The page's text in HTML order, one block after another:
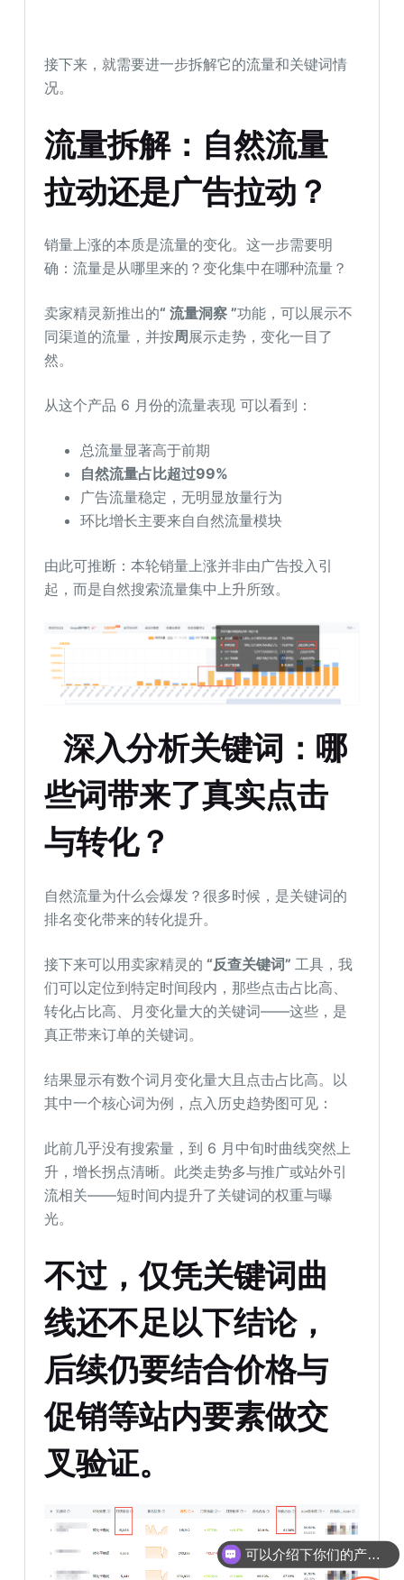
接下来，就需要进一步拆解它的流量和关键词情
况。
流量拆解：自然流量
拉动还是广告拉动？
销量上涨的本质是流量的变化。这一步需要明
确：流量是从哪里来的？变化集中在哪种流量？
卖家精灵新推出的“ 流量洞察 ”功能，可以展示不
同渠道的流量，并按周 展示走势，变化一目了
然。
从这个产品 6 月份的流量表现 可以看到：
总流量显著高于前期
自然流量占比超过99%
广告流量稳定，无明显放量行为
环比增长主要来自自然流量模块
由此可推断：本轮销量上涨并非由广告投入引
起，而是自然搜索流量集中上升所致。
深入分析关键词：哪
些词带来了真实点击
与转化？
自然流量为什么会爆发？很多时候，是关键词的
排名变化带来的转化提升。
接下来可以用卖家精灵的 “反查关键词” 工具，我
们可以定位到特定时间段内，那些点击占比高、
转化占比高、月变化量大的关键词——这些，是
真正带来订单的关键词。
结果显示有数个词月变化量大且点击占比高。以
其中一个核心词为例，点入历史趋势图可见：
此前几乎没有搜索量，到 6 月中旬时曲线突然上
升，增长拐点清晰。此类走势多与推广或站外引
流相关——短时间内提升了关键词的权重与曝
光。
不过，仅凭关键词曲
线还不足以下结论，
后续仍要结合价格与
促销等站内要素做交
叉验证。
可以介绍下你们的产品么